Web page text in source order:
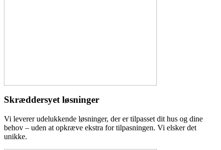
Skræddersyet løsninger
Vi leverer udelukkende løsninger, der er tilpasset dit hus og dine
behov – uden at opkræve ekstra for tilpasningen. Vi elsker det
unikke.